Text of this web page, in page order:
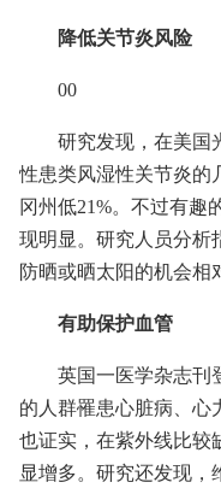
降低关节炎风险
00
研究发现，在美国
性患类风湿性关节炎的
冈州低21%。不过有趣
现明显。研究人员分析
防晒或晒太阳的机会相
有助保护血管
英国一医学杂志刊
的人群罹患心脏病、心
也证实，在紫外线比较
显增多。研究还发现，